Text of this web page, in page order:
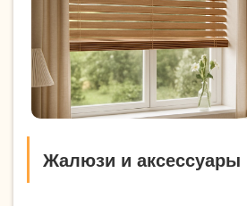
Жалюзи и аксессуары